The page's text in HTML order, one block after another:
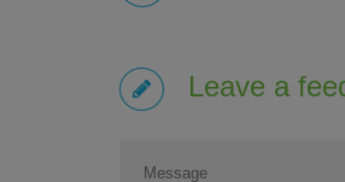
Leave a